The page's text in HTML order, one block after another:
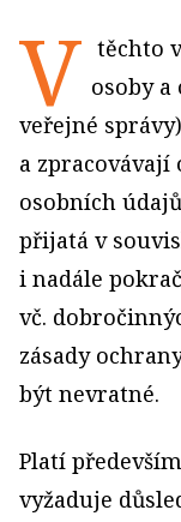
V těchto
osoby
veřejné
a
osobních
přijatá v
i nadále
vč.
zásady
být nevratné.
Platí
vyžaduje